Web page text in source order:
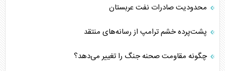
محدودیت صادرات نفت عربستان
پشت‌پرده خشم ترامپ از رسانه‌های منتقد
چگونه مقاومت صحنه جنگ را تغییر می‌دهد؟